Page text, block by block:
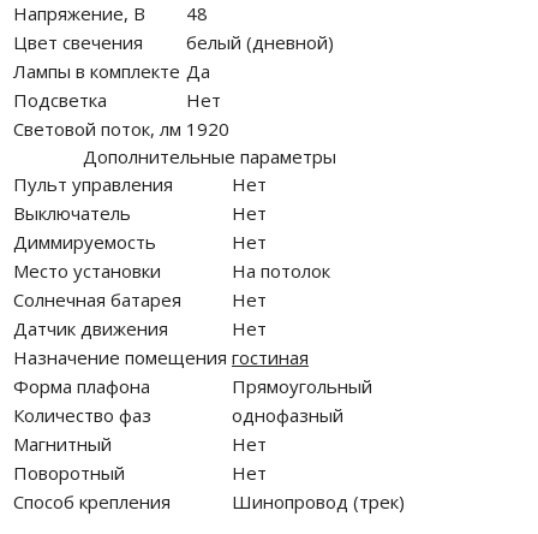
Напряжение, В
48
Цвет свечения
белый (дневной)
Лампы в комплекте Да
Подсветка
Нет
Световой поток, лм 1920
Дополнительные параметры
Пульт управления
Нет
Выключатель
Нет
Диммируемость
Нет
Место установки
На потолок
Солнечная батарея
Нет
Датчик движения
Нет
Назначение помещения гостиная
Форма плафона
Прямоугольный
Количество фаз
однофазный
Магнитный
Нет
Поворотный
Нет
Способ крепления
Шинопровод (трек)